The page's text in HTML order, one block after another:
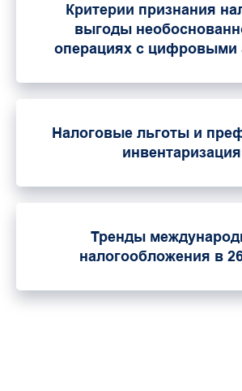
Критерии признания
выгоды
операциях с цифровыми
Налоговые льготы и
инвентаризация
Тренды
налогообложения в